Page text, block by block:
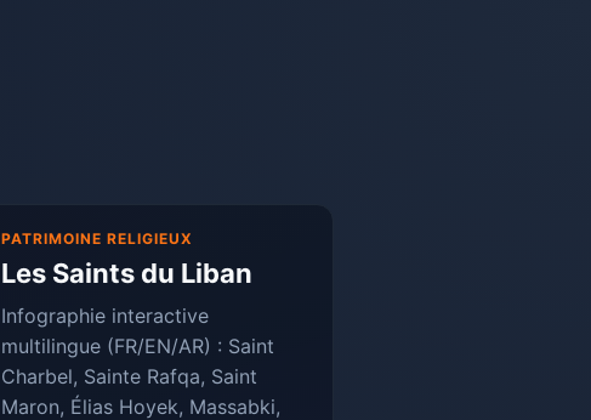
PATRIMOINE RELIGIEUX
Les Saints du Liban
Infographie interactive
multilingue (FR/EN/AR) : Saint
Charbel, Sainte Rafqa, Saint
Maron, Élias Hoyek, Massabki,